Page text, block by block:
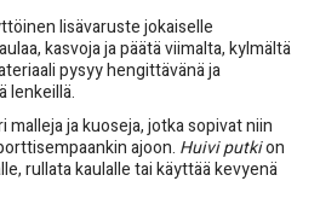
lisävaruste jokaiselle
kasvoja ja päätä viimalta, kylmältä
pysyy hengittävänä ja
lenkeillä.
ja kuoseja, jotka sopivat niin
ajoon. Huivi putkion
rullata kaulalle tai käyttää kevyenä